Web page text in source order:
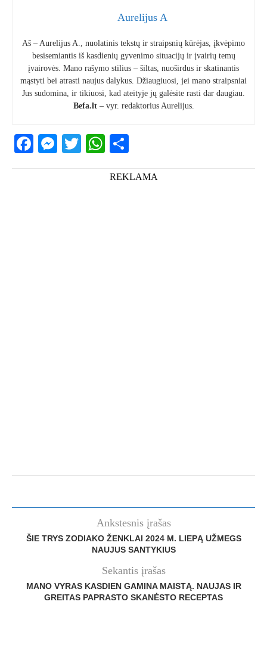
Aurelijus A
Aš – Aurelijus A., nuolatinis tekstų ir straipsnių kūrėjas, įkvėpimo
besisemiantis iš kasdienių gyvenimo situacijų ir įvairių temų
įvairovės. Mano rašymo stilius – šiltas, nuoširdus ir skatinantis
mąstyti bei atrasti naujus dalykus. Džiaugiuosi, jei mano straipsniai
Jus sudomina, ir tikiuosi, kad ateityje jų galėsite rasti dar daugiau.
Befa.lt– vyr. redaktorius Aurelijus.
Facebook
Messenger
TwitterWhatsApp
REKLAMA
Ankstesnis įrašas
ŠIE TRYS ZODIAKO ŽENKLAI 2024 M. LIEPĄ UŽMEGS
NAUJUS SANTYKIUS
Sekantis įrašas
MANO VYRAS KASDIEN GAMINA MAISTĄ. NAUJAS IR
GREITAS PAPRASTO SKANĖSTO RECEPTAS